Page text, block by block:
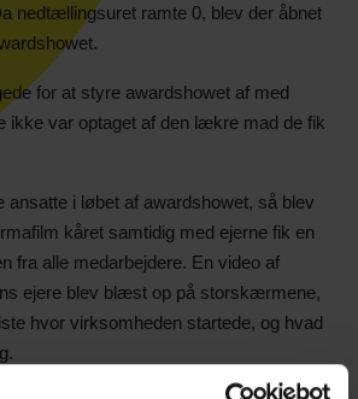
nedtællingsuret ramte 0, blev der åbnet
for at styre awardshowet af med
ikke var optaget af den lækre mad de fik
ansatte i løbet af awardshowet, så blev
kåret samtidig med ejerne fik en
fra alle medarbejdere. En video af
ejere blev blæst op på storskærmene,
hvor virksomheden startede, og hvad